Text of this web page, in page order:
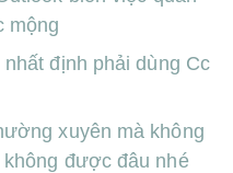
mộng
định phải dùng Cc
xuyên mà không
được đâu nhé